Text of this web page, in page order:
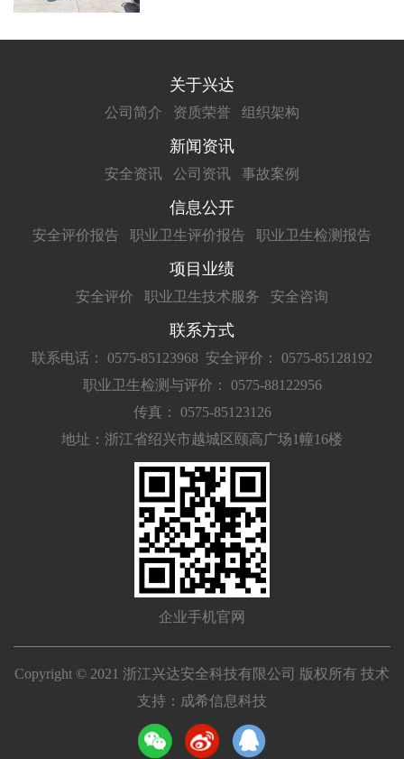
关于兴达
公司简介 资质荣誉 组织架构
新闻资讯
安全资讯 公司资讯 事故案例
信息公开
安全评价报告 职业卫生评价报告 职业卫生检测报告
项目业绩
安全评价 职业卫生技术服务 安全咨询
联系方式
联系电话： 0575-85123968 安全评价： 0575-85128192
职业卫生检测与评价： 0575-88122956
传真： 0575-85123126
地址：浙江省绍兴市越城区颐高广场1幢16楼
企业手机官网
Copyright © 2021 浙江兴达安全科技有限公司 版权所有 技术
支持： 成希信息科技